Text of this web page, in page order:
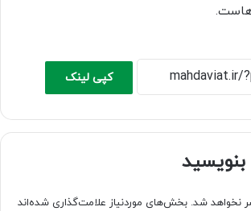
کپی لینک
بنویسید
نخواهد شد. بخش‌های موردنیاز علامت‌گذاری شده‌اند